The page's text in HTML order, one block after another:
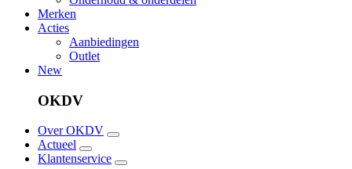
Merken
Acties
Aanbiedingen
Outlet
New
OKDV
Over OKDV
Actueel
Klantenservice